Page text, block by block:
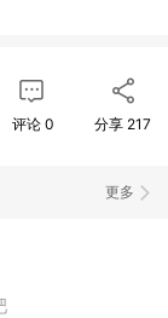
评论 0 分享 217
更多